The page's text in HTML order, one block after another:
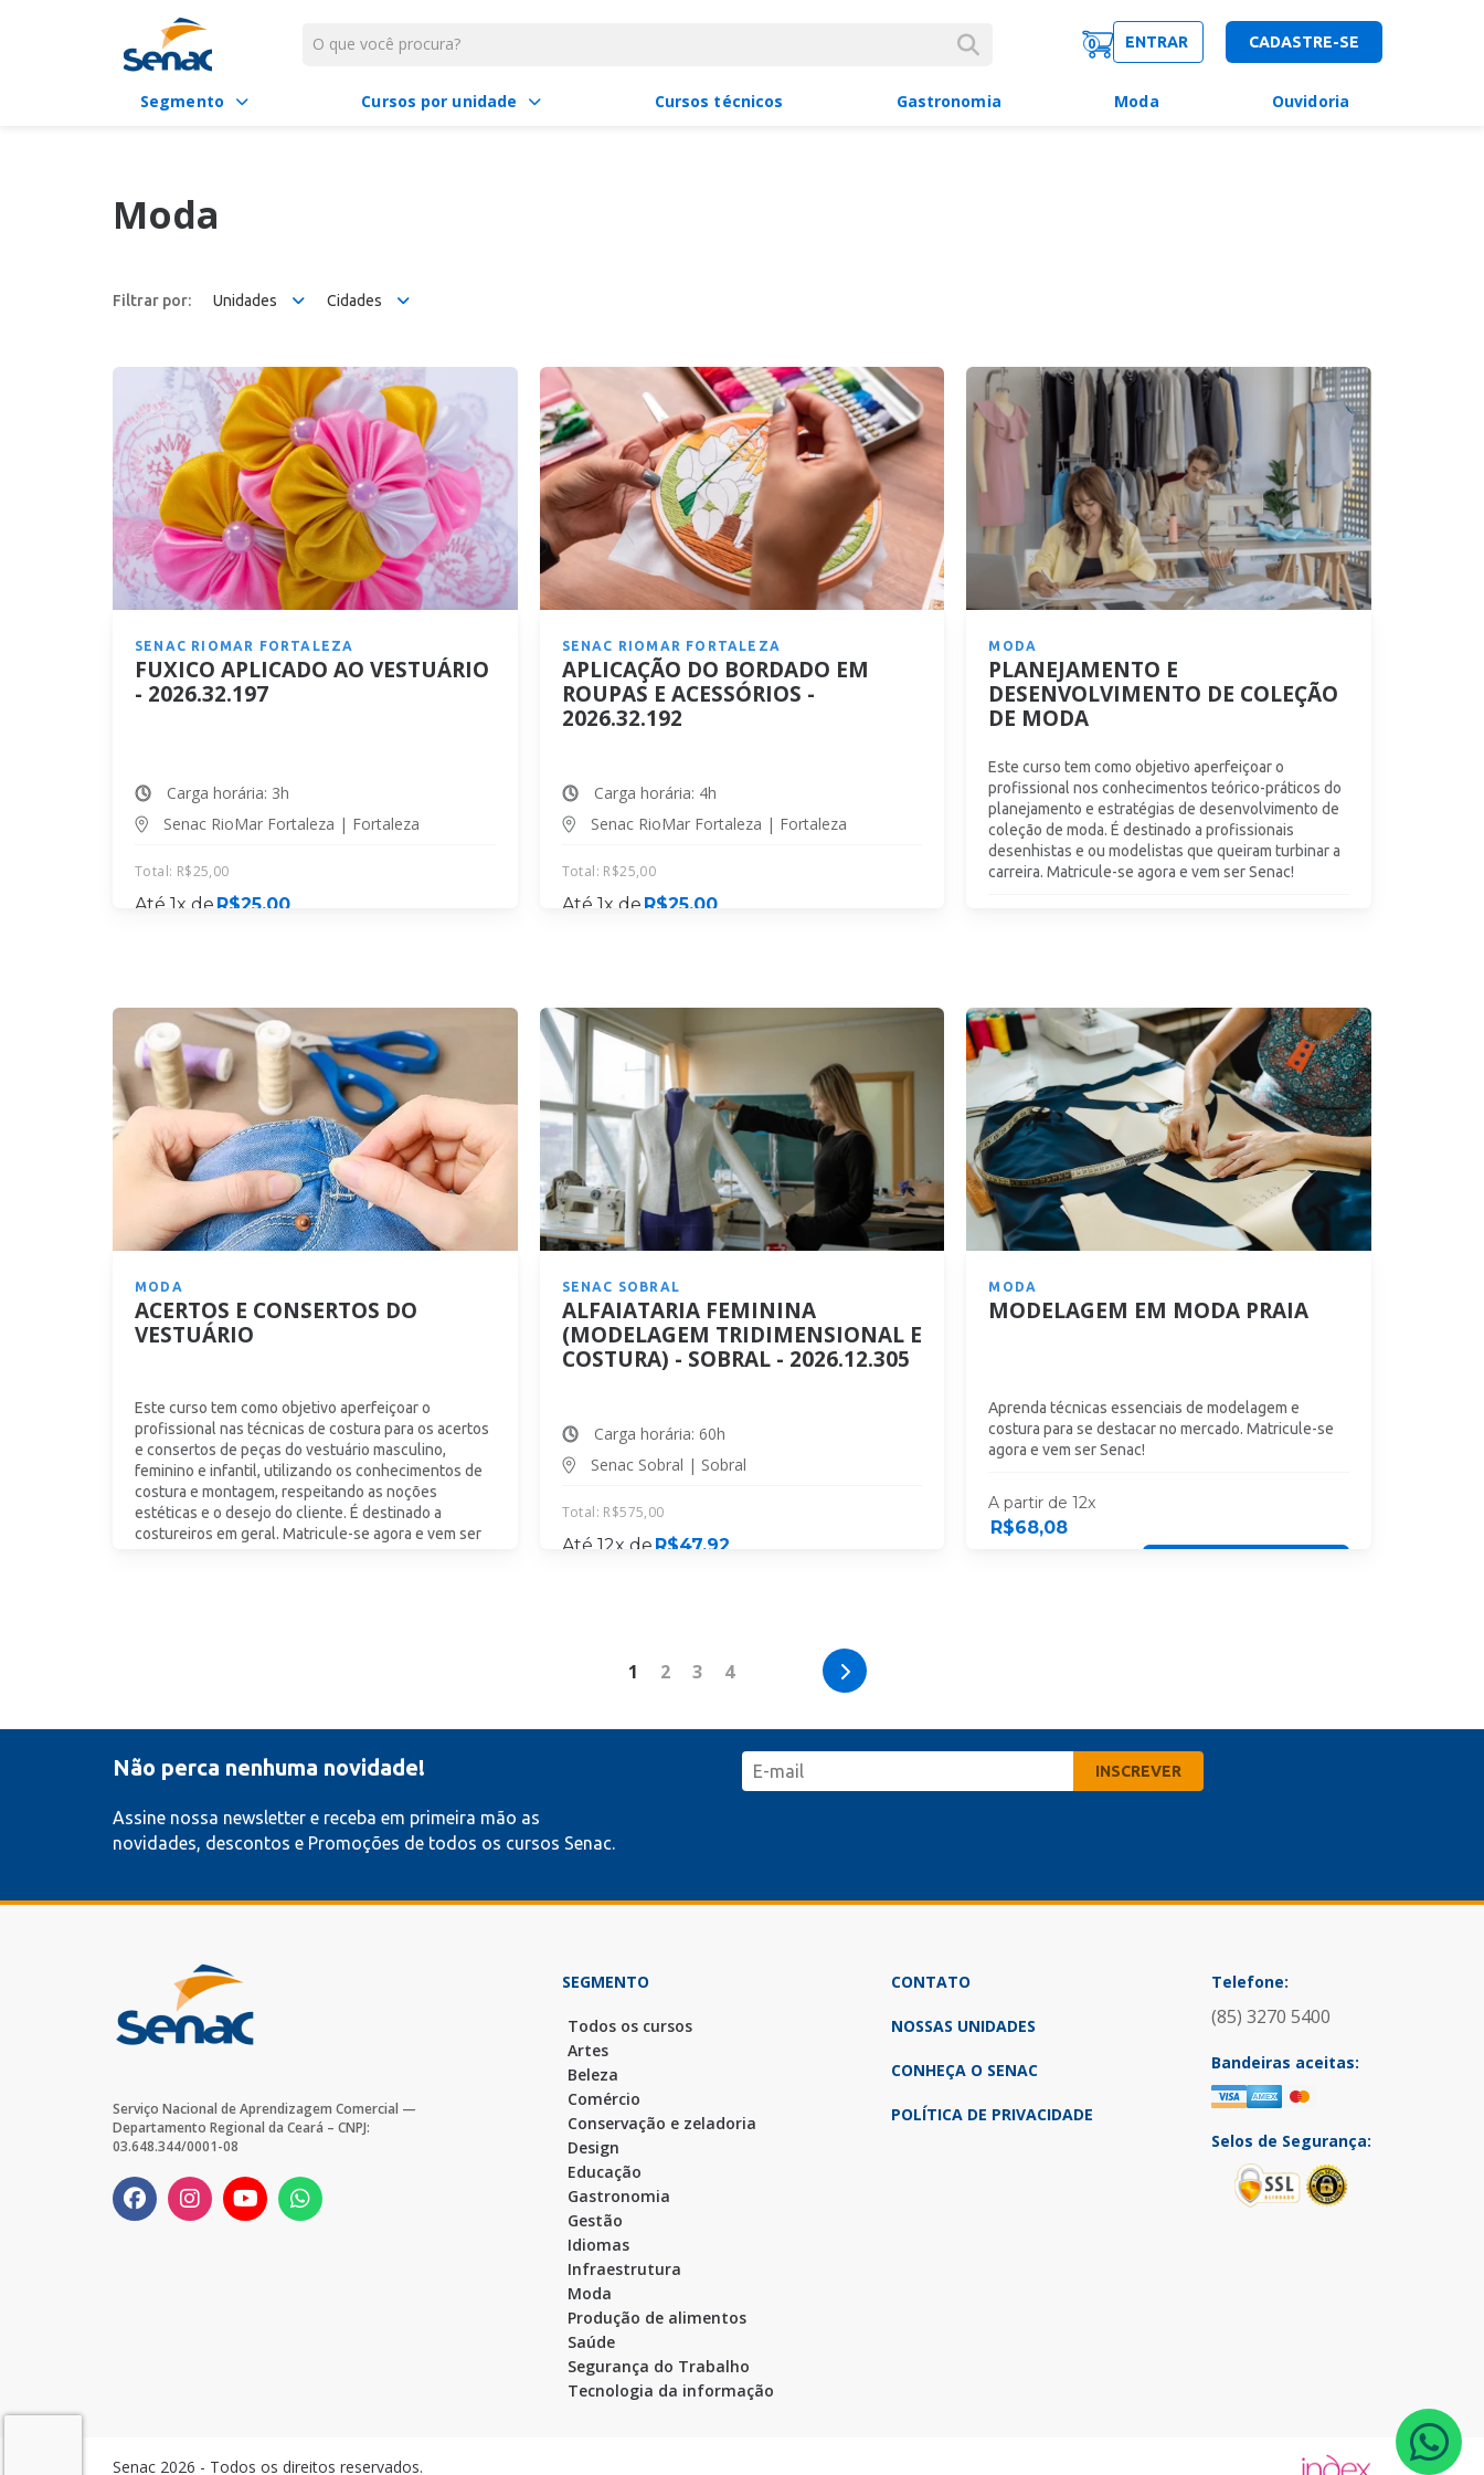
0 ENTRAR CADASTRE-SE
Segmento Cursos por unidade Cursos técnicos Gastronomia Moda Ouvidoria
Moda
Filtrar por: Unidades Cidades
SENAC RIOMAR FORTALEZA
FUXICO APLICADO AO VESTUÁRIO
- 2026.32.197
Carga horária: 3h
Senac RioMar Fortaleza | Fortaleza
Total: R$25,00
Até 1x de R$25,00
SENAC RIOMAR FORTALEZA
APLICAÇÃO DO BORDADO EM
ROUPAS E ACESSÓRIOS -
2026.32.192
Carga horária: 4h
Senac RioMar Fortaleza | Fortaleza
Total: R$25,00
Até 1x de R$25,00
MODA
PLANEJAMENTO E
DESENVOLVIMENTO DE COLEÇÃO
DE MODA
Este curso tem como objetivo aperfeiçoar o
profissional nos conhecimentos teórico-práticos do
planejamento e estratégias de desenvolvimento de
coleção de moda. É destinado a profissionais
desenhistas e ou modelistas que queiram turbinar a
carreira. Matricule-se agora e vem ser Senac!
MODA
ACERTOS E CONSERTOS DO
VESTUÁRIO
Este curso tem como objetivo aperfeiçoar o
profissional nas técnicas de costura para os acertos
e consertos de peças do vestuário masculino,
feminino e infantil, utilizando os conhecimentos de
costura e montagem, respeitando as noções
estéticas e o desejo do cliente. É destinado a
costureiros em geral. Matricule-se agora e vem ser
SENAC SOBRAL
ALFAIATARIA FEMININA
(MODELAGEM TRIDIMENSIONAL E
COSTURA) - SOBRAL - 2026.12.305
Carga horária: 60h
Senac Sobral | Sobral
Total: R$575,00
Até 12x de R$47,92
MODA
MODELAGEM EM MODA PRAIA
Aprenda técnicas essenciais de modelagem e
costura para se destacar no mercado. Matricule-se
agora e vem ser Senac!
A partir de 12x
R$68,08
1 2 3 4
Não perca nenhuma novidade!
Assine nossa newsletter e receba em primeira mão as
novidades, descontos e Promoções de todos os cursos Senac.
Serviço Nacional de Aprendizagem Comercial —
Departamento Regional da Ceará – CNPJ:
03.648.344/0001-08
SEGMENTO
Todos os cursos
Artes
Beleza
Comércio
Conservação e zeladoria
Design
Educação
Gastronomia
Gestão
Idiomas
Infraestrutura
Moda
Produção de alimentos
Saúde
Segurança do Trabalho
Tecnologia da informação
CONTATO
NOSSAS UNIDADES
CONHEÇA O SENAC
POLÍTICA DE PRIVACIDADE
Telefone:
(85) 3270 5400
Bandeiras aceitas:
Selos de Segurança:
Senac 2026 - Todos os direitos reservados.